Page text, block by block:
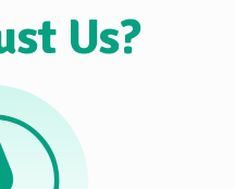
Us?